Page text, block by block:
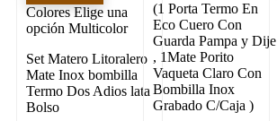
Colores Elige una
opción Multicolor
Set Matero Litoralero
Mate Inox bombilla
Termo Dos Adios lata
Bolso
(1 Porta Termo En
Eco Cuero Con
Guarda Pampa y Dije
, 1Mate Porito
Vaqueta Claro Con
Bombilla Inox
Grabado C/Caja )